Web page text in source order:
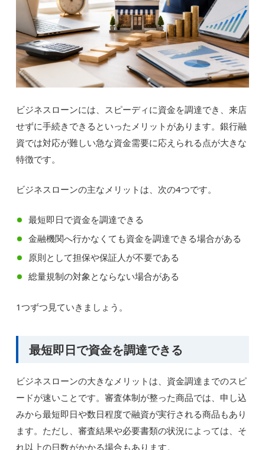
ビジネスローンには、スピーディに資金を調達でき、来店
せずに手続きできるといったメリットがあります。銀行融
資では対応が難しい急な資金需要に応えられる点が大きな
特徴です。
ビジネスローンの主なメリットは、次の4つです。
最短即日で資金を調達できる
金融機関へ行かなくても資金を調達できる場合がある
原則として担保や保証人が不要である
総量規制の対象とならない場合がある
1つずつ見ていきましょう。
最短即日で資金を調達できる
ビジネスローンの大きなメリットは、資金調達までのスピ
ードが速いことです。審査体制が整った商品では、申し込
みから最短即日や数日程度で融資が実行される商品もあり
ます。ただし、審査結果や必要書類の状況によっては、そ
れ以上の日数がかかる場合もあります。